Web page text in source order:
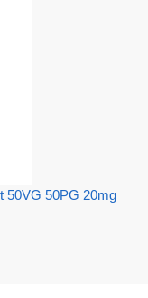
50VG 50PG 20mg